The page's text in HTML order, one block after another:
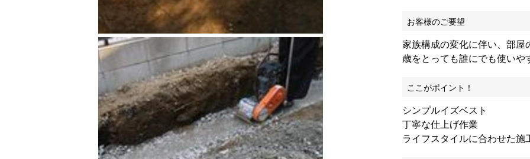
お客様のご要望
家族構成の変化に伴い、部屋
歳をとっても誰にでも使いや
ここがポイント！
シンプルイズベスト
丁寧な仕上げ作業
ライフスタイルに合わせた施